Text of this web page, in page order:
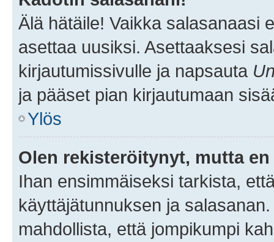
Älä hätäile! Vaikka salasanaasi
asettaa uusiksi. Asettaaksesi
kirjautumissivulle ja napsauta
ja pääset pian kirjautumaan
Ylös
Olen rekisteröitynyt, mutta
Ihan ensimmäiseksi tarkista,
käyttäjätunnuksen ja
mahdollista, että jompikumpi